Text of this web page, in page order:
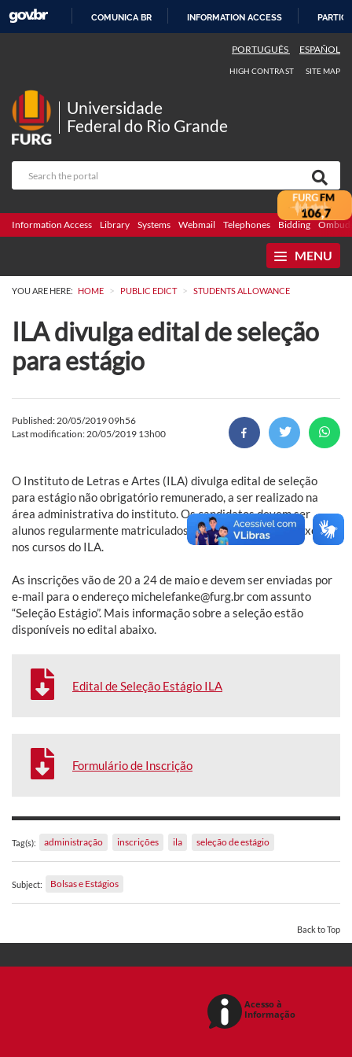
COMUNICA BR INFORMATION ACCESS
PORTUGUÊS ESPAÑOL
HIGH CONTRAST SITE MAP
Universidade
Federal do Rio Grande
Information Access Library Systems Webmail Telephones Bidding
MENU
YOU ARE HERE: HOME > PUBLIC EDICT > STUDENTS ALLOWANCE
ILA divulga edital de seleção
para estágio
Published: 20/05/2019 09h56
Last modification: 20/05/2019 13h00
O Instituto de Letras e Artes (ILA) divulga edital de seleção
para estágio não obrigatório remunerado, a ser realizado na
área administrativa do instituto. Os candidatos devem ser
alunos regularmente matriculados nos cursos da FURG, exceto
nos cursos do ILA.
As inscrições vão de 20 a 24 de maio e devem ser enviadas por
e-mail para o endereço michelefanke@furg.br com assunto
“Seleção Estágio”. Mais informação sobre a seleção estão
disponíveis no edital abaixo.
Edital de Seleção Estágio ILA
Formulário de Inscrição
Tag(s): administração inscrições ila seleção de estágio
Subject: Bolsas e Estágios
Back to Top